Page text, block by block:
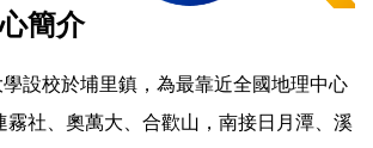
簡介
設校於埔里鎮，為最靠近全國地理中心
霧社、奧萬大、合歡山，南接日月潭、溪